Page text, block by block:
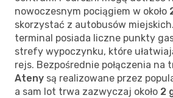
nowoczesnym pociągiem w około
skorzystać z autobusów
terminal posiada liczne punkty
strefy wypoczynku, które
rejs. Bezpośrednie połączenia na
Ateny są realizowane przez
a sam lot trwa zazwyczaj około 2